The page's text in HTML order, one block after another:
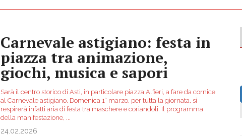
Carnevale astigiano: festa in
piazza tra animazione,
giochi, musica e sapori
Sarà il centro storico di Asti, in particolare piazza Alfieri, a fare da cornice
al Carnevale astigiano. Domenica 1° marzo, per tutta la giornata, si
respirerà infatti aria di festa tra maschere e coriandoli. Il programma
della manifestazione,
24.02.2026